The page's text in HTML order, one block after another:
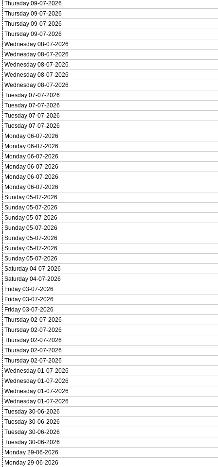
Thursday 09-07-2026
Thursday 09-07-2026
Thursday 09-07-2026
Thursday 09-07-2026
Wednesday 08-07-2026
Wednesday 08-07-2026
Wednesday 08-07-2026
Wednesday 08-07-2026
Wednesday 08-07-2026
Tuesday 07-07-2026
Tuesday 07-07-2026
Tuesday 07-07-2026
Tuesday 07-07-2026
Monday 06-07-2026
Monday 06-07-2026
Monday 06-07-2026
Monday 06-07-2026
Monday 06-07-2026
Monday 06-07-2026
Sunday 05-07-2026
Sunday 05-07-2026
Sunday 05-07-2026
Sunday 05-07-2026
Sunday 05-07-2026
Sunday 05-07-2026
Sunday 05-07-2026
Saturday 04-07-2026
Saturday 04-07-2026
Friday 03-07-2026
Friday 03-07-2026
Friday 03-07-2026
Thursday 02-07-2026
Thursday 02-07-2026
Thursday 02-07-2026
Thursday 02-07-2026
Thursday 02-07-2026
Wednesday 01-07-2026
Wednesday 01-07-2026
Wednesday 01-07-2026
Wednesday 01-07-2026
Tuesday 30-06-2026
Tuesday 30-06-2026
Tuesday 30-06-2026
Tuesday 30-06-2026
Monday 29-06-2026
Monday 29-06-2026